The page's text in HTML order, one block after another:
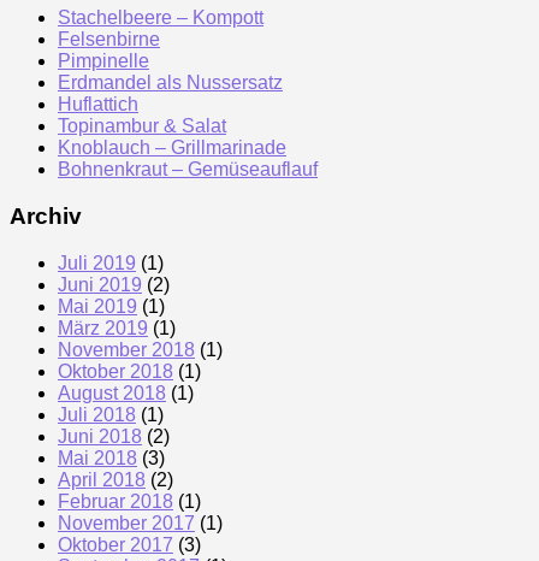
Stachelbeere – Kompott
Felsenbirne
Pimpinelle
Erdmandel als Nussersatz
Huflattich
Topinambur & Salat
Knoblauch – Grillmarinade
Bohnenkraut – Gemüseauflauf
Archiv
Juli 2019 (1)
Juni 2019 (2)
Mai 2019 (1)
März 2019 (1)
November 2018 (1)
Oktober 2018 (1)
August 2018 (1)
Juli 2018 (1)
Juni 2018 (2)
Mai 2018 (3)
April 2018 (2)
Februar 2018 (1)
November 2017 (1)
Oktober 2017 (3)